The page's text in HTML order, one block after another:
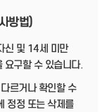
방법)
신 및 14세 미만
요구할 수 있습니다.
르거나 확인할 수
정정 또는 삭제를